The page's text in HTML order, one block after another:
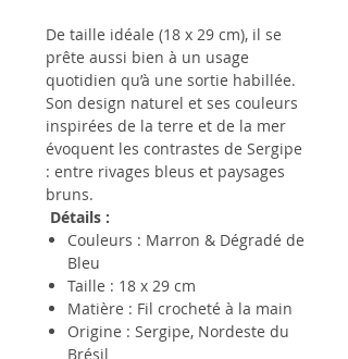
De taille idéale (18 x 29 cm), il se
prête aussi bien à un usage
quotidien qu’à une sortie habillée.
Son design naturel et ses couleurs
inspirées de la terre et de la mer
évoquent les contrastes de Sergipe
: entre rivages bleus et paysages
bruns.
Détails :
Couleurs : Marron & Dégradé de
Bleu
Taille : 18 x 29 cm
Matière : Fil crocheté à la main
Origine : Sergipe, Nordeste du
Brésil